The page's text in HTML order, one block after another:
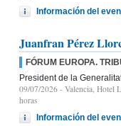
Información del
Juanfran Pérez
FÓRUM EUROPA.
President de la
09/07/2026 - Valencia, Hotel
horas
Información del